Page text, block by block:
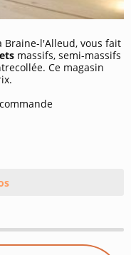
Braine-l'Alleud, vous fait
massifs, semi-massifs
Ce magasin